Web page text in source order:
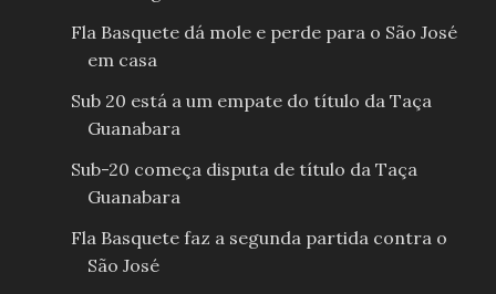
Fla Basquete dá mole e perde para o São José
em casa
Sub 20 está a um empate do título da Taça
Guanabara
Sub-20 começa disputa de título da Taça
Guanabara
Fla Basquete faz a segunda partida contra o
São José